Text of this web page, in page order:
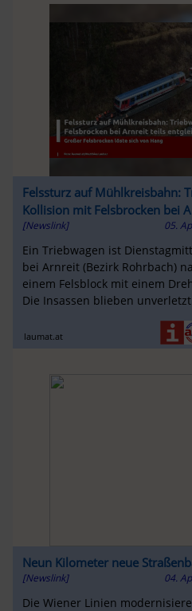
Felssturz auf Mühlkreisbahn:
Kollision mit Felsbrocken bei
laumat|at
[Newslink] 05.
Ein Triebwagen ist
bei Arnreit (Bezirk Rohrbach)
einem Felsblock mit einem
Die Insassen blieben
laumat.at
Neun Kilometer neue
[Newslink] 04.
Die Wiener Linien